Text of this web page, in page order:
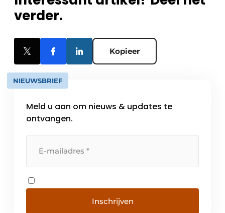
verder.
Kopieer
NIEUWSBRIEF
Meld u aan om nieuws & updates te
ontvangen.
Inschrijven